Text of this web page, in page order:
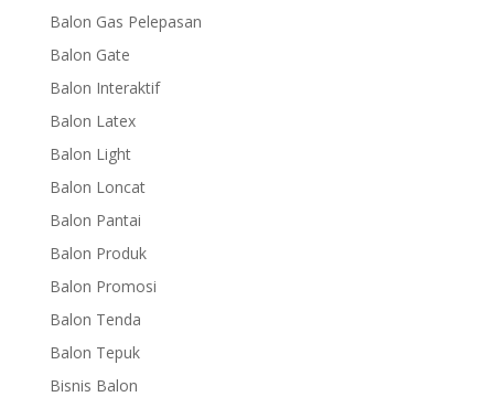
Balon Gas Pelepasan
Balon Gate
Balon Interaktif
Balon Latex
Balon Light
Balon Loncat
Balon Pantai
Balon Produk
Balon Promosi
Balon Tenda
Balon Tepuk
Bisnis Balon